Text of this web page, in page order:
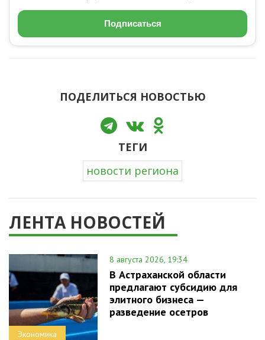
Подписаться
ПОДЕЛИТЬСЯ НОВОСТЬЮ
ТЕГИ
новости региона
ЛЕНТА НОВОСТЕЙ
Экономика
8 августа 2026, 19:34
В Астраханской области
предлагают субсидию для
элитного бизнеса —
разведение осетров